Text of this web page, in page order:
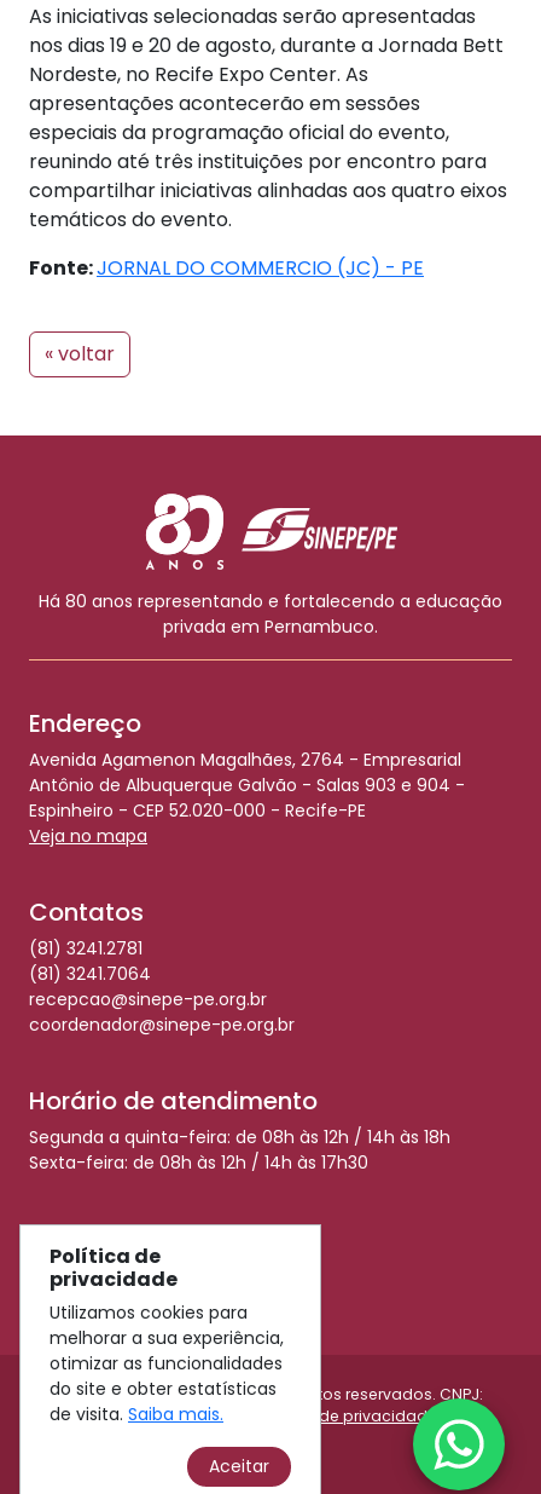
As iniciativas selecionadas serão apresentadas
nos dias 19 e 20 de agosto, durante a Jornada Bett
Nordeste, no Recife Expo Center. As
apresentações acontecerão em sessões
especiais da programação oficial do evento,
reunindo até três instituições por encontro para
compartilhar iniciativas alinhadas aos quatro eixos
temáticos do evento.
Fonte:JORNAL DO COMMERCIO (JC) - PE
« voltar
Há 80 anos representando e fortalecendo a educação
privada em Pernambuco.
Endereço
Avenida Agamenon Magalhães, 2764 - Empresarial
Antônio de Albuquerque Galvão - Salas 903 e 904 -
Espinheiro - CEP 52.020-000 - Recife-PE
Veja no mapa
Contatos
(81) 3241.2781
(81) 3241.7064
recepcao@sinepe-pe.org.br
coordenador@sinepe-pe.org.br
Horário de atendimento
Segunda a quinta-feira: de 08h às 12h / 14h às 18h
Sexta-feira: de 08h às 12h / 14h às 17h30
Redes Sociais
© 2026 Sinepe-PE - Todos os direitos reservados. CNPJ:
11.009.990/0001-45 |
Política de privacidade
Política de
privacidade
Utilizamos cookies para
melhorar a sua experiência,
otimizar as funcionalidades
do site e obter estatísticas
de visita. Saiba mais.
Aceitar